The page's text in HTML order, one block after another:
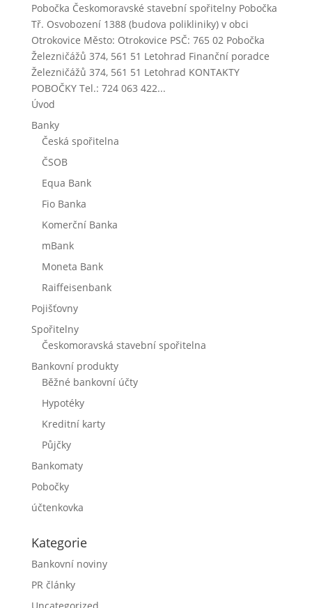
Pobočka Českomoravské stavební spořitelny Pobočka
Tř. Osvobození 1388 (budova polikliniky) v obci
Otrokovice Město: Otrokovice PSČ: 765 02 Pobočka
Železničážů 374, 561 51 Letohrad Finanční poradce
Železničážů 374, 561 51 Letohrad KONTAKTY
POBOČKY Tel.: 724 063 422...
Úvod
Banky
Česká spořitelna
ČSOB
Equa Bank
Fio Banka
Komerční Banka
mBank
Moneta Bank
Raiffeisenbank
Pojišťovny
Spořitelny
Českomoravská stavební spořitelna
Bankovní produkty
Běžné bankovní účty
Hypotéky
Kreditní karty
Půjčky
Bankomaty
Pobočky
účtenkovka
Kategorie
Bankovní noviny
PR články